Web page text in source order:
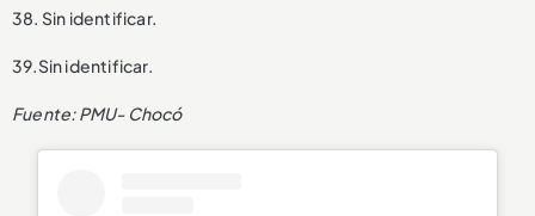
38. Sin identificar.
39.Sin identificar.
Fuente: PMU- Chocó